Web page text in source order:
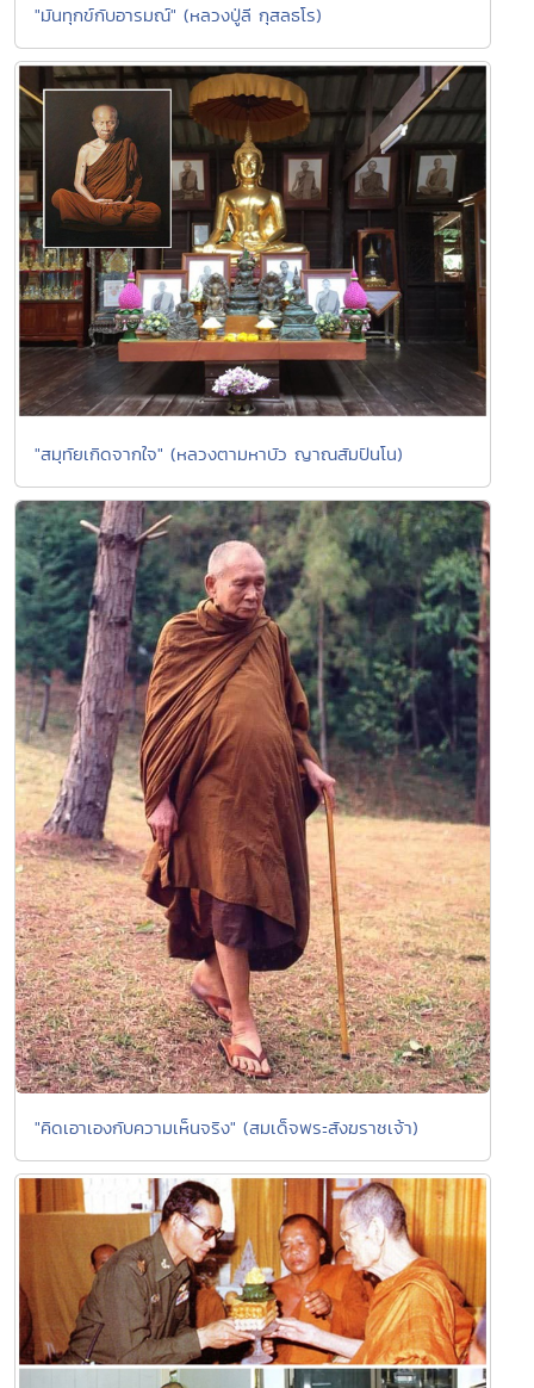
"มันทุกข์กับอารมณ์" (หลวงปู่ลี กุสลธโร)
"สมุทัยเกิดจากใจ" (หลวงตามหาบัว ญาณสัมปันโน)
"คิดเอาเองกับความเห็นจริง" (สมเด็จพระสังฆราชเจ้า)